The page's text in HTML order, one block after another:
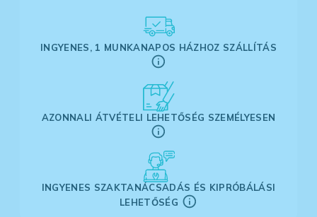
INGYENES, 1 MUNKANAPOS HÁZHOZ SZÁLLÍTÁS
AZONNALI ÁTVÉTELI LEHETŐSÉG SZEMÉLYESEN
INGYENES SZAKTANÁCSADÁS ÉS KIPRÓBÁLÁSI
LEHETŐSÉG